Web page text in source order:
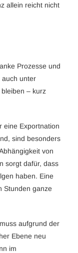
allein reicht nicht
Prozesse und
auch unter
– kurz
eine Exportnation
sind besonders
von
sorgt dafür, dass
haben. Eine
Stunden ganze
aufgrund der
Ebene neu
im